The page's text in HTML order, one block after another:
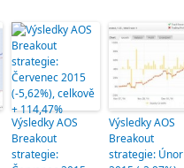
Výsledky AOS
Breakout
strategie:
Výsledky AOS
Breakout
strategie: Únor